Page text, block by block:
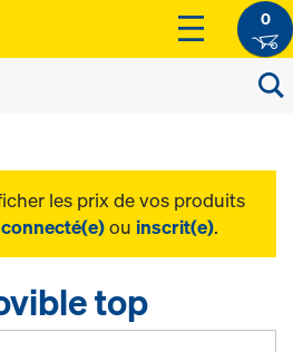
0
les prix de vos produits
connecté(e)ou inscrit(e).
top